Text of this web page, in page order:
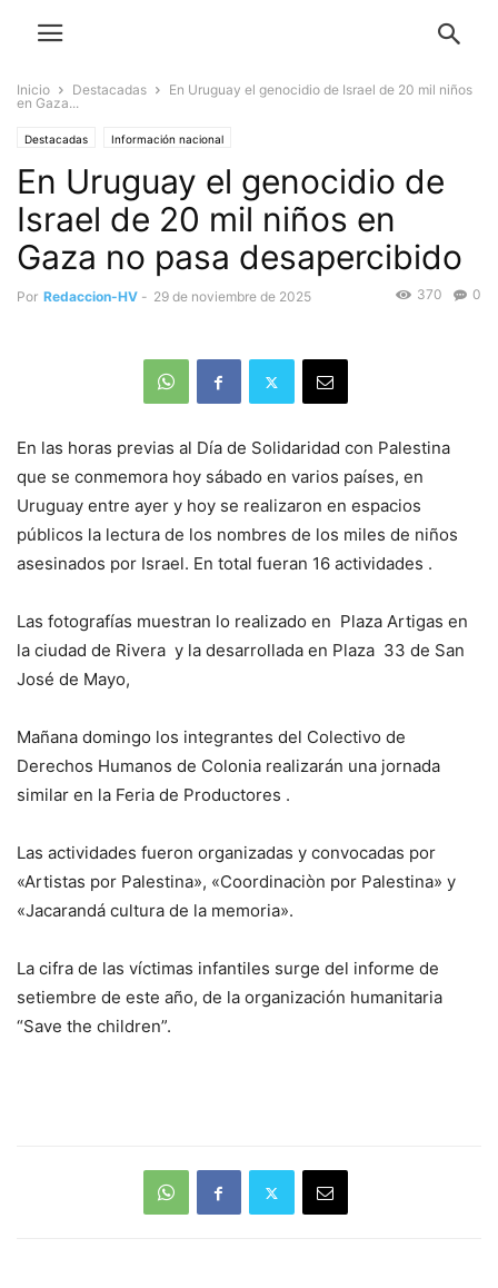
Inicio Destacadas
En Uruguay el genocidio de Israel de 20 mil niños
en Gaza...
Destacadas Información nacional
En Uruguay el genocidio de
Israel de 20 mil niños en
Gaza no pasa desapercibido
Por Redaccion-HV - 29 de noviembre de 2025 0
370
En las horas previas al Día de Solidaridad con Palestina
que se conmemora hoy sábado en varios países, en
Uruguay entre ayer y hoy se realizaron en espacios
públicos la lectura de los nombres de los miles de niños
asesinados por Israel. En total fueran 16 actividades .
Las fotografías muestran lo realizado en Plaza Artigas en
la ciudad de Rivera y la desarrollada en Plaza 33 de San
José de Mayo,
Mañana domingo los integrantes del Colectivo de
Derechos Humanos de Colonia realizarán una jornada
similar en la Feria de Productores .
Las actividades fueron organizadas y convocadas por
«Artistas por Palestina», «Coordinaciòn por Palestina» y
«Jacarandá cultura de la memoria».
La cifra de las víctimas infantiles surge del informe de
setiembre de este año, de la organización humanitaria
“Save the children”.